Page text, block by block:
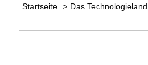
Startseite Das Technologieland